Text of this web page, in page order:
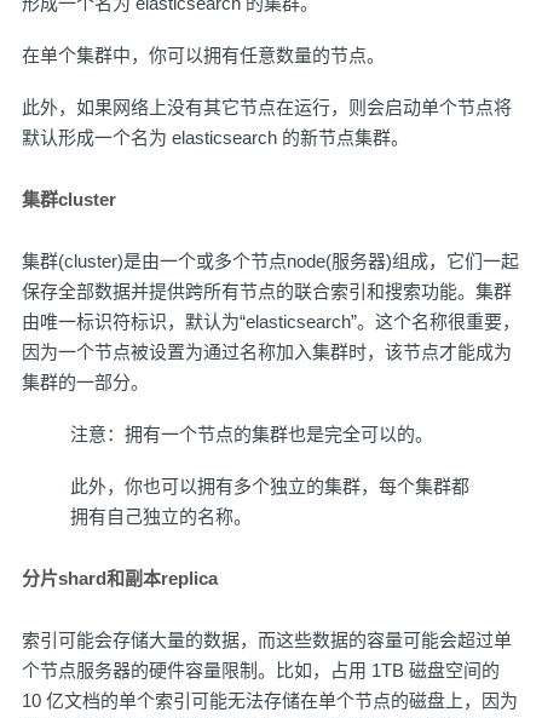
在单个集群中，你可以拥有任意数量的节点。
此外，如果网络上没有其它节点在运行，则会启动单个节点将
默认形成一个名为 elasticsearch 的新节点集群。
集群cluster
集群(cluster)是由一个或多个节点node(服务器)组成，它们一起
保存全部数据并提供跨所有节点的联合索引和搜索功能。集群
由唯一标识符标识，默认为“elasticsearch”。这个名称很重要，
因为一个节点被设置为通过名称加入集群时，该节点才能成为
集群的一部分。
注意：拥有一个节点的集群也是完全可以的。
此外，你也可以拥有多个独立的集群，每个集群都
拥有自己独立的名称。
分片shard和副本replica
索引可能会存储大量的数据，而这些数据的容量可能会超过单
个节点服务器的硬件容量限制。比如，占用 1TB 磁盘空间的
10 亿文档的单个索引可能无法存储在单个节点的磁盘上，因为